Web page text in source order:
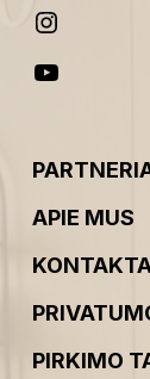
APIE MUS
PIRKIMO